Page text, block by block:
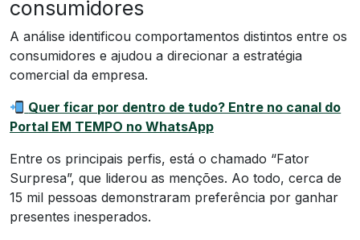
consumidores
A análise identificou comportamentos distintos entre os
consumidores e ajudou a direcionar a estratégia
comercial da empresa.
Quer ficar por dentro de tudo? Entre no canal do
Portal EM TEMPO no WhatsApp
Entre os principais perfis, está o chamado “Fator
Surpresa”, que liderou as menções. Ao todo, cerca de
15 mil pessoas demonstraram preferência por ganhar
presentes inesperados.